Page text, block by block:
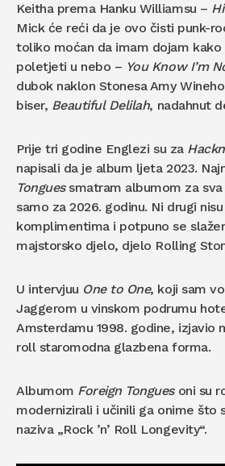
Keitha prema Hanku Williamsu –
Mick će reći da je ovo čisti punk-
toliko moćan da imam dojam
poletjeti u nebo – You Know I’m
dubok naklon Stonesa Amy
biser, Beautiful Delilah, nadahnut
Prije tri godine Englezi su za
napisali da je album ljeta 2023.
Tonguessmatram albumom za sva
samo za 2026. godinu. Ni drugi
komplimentima i potpuno se
majstorsko djelo, djelo Rolling
U intervjuu One to One, koji sam
Jaggerom u vinskom podrumu
Amsterdamu 1998. godine, izjavio
roll staromodna glazbena forma.
Albumom Foreign Tonguesoni su
modernizirali i učinili ga onime što
naziva „Rock ’n’ Roll Longevity“.